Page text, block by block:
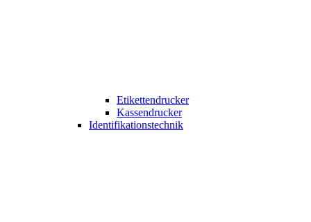
Etikettendrucker
Kassendrucker
Identifikationstechnik